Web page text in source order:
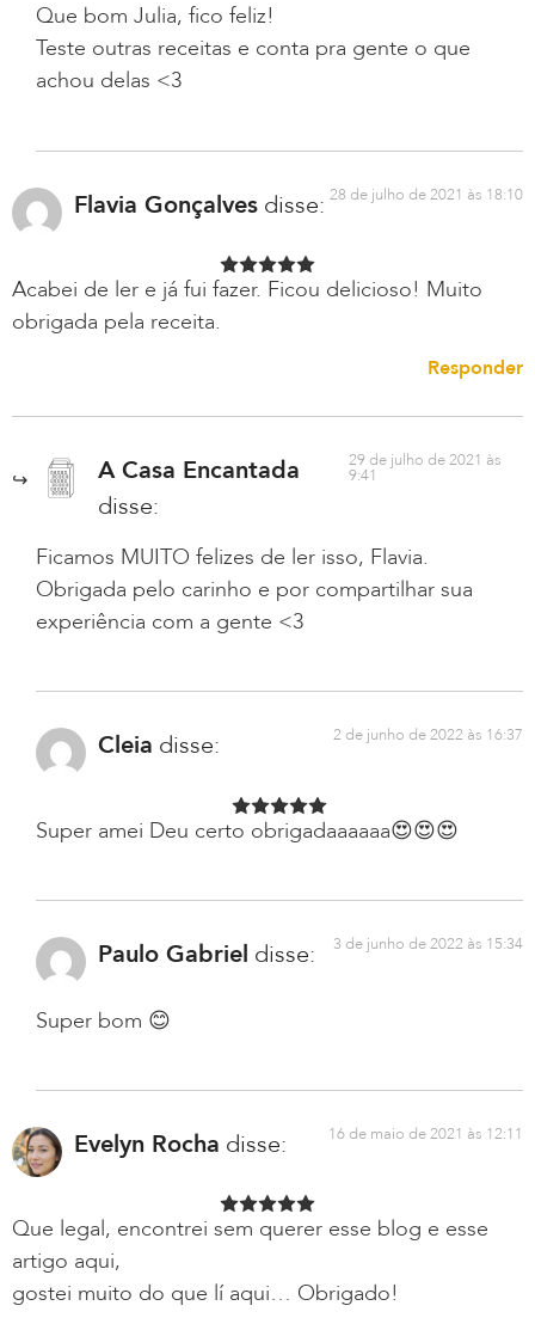
Que bom Julia, fico feliz!
Teste outras receitas e conta pra gente o que
achou delas <3
Flavia Gonçalves disse: 28 de julho de 2021 às 18:10
Acabei de ler e já fui fazer. Ficou delicioso! Muito
obrigada pela receita.
Responder
A Casa Encantada
disse:
29 de julho de 2021 às
9:41
Ficamos MUITO felizes de ler isso, Flavia.
Obrigada pelo carinho e por compartilhar sua
experiência com a gente <3
Cleia disse: 2 de junho de 2022 às 16:37
Super amei Deu certo obrigadaaaaaa😍😍😍
Paulo Gabriel disse: 3 de junho de 2022 às 15:34
Super bom 😊
Evelyn Rocha disse: 16 de maio de 2021 às 12:11
Que legal, encontrei sem querer esse blog e esse
artigo aqui,
gostei muito do que lí aqui… Obrigado!